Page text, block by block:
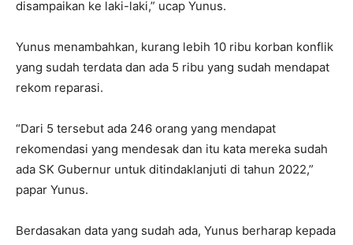
disampaikan ke laki-laki,” ucap Yunus.
Yunus menambahkan, kurang lebih 10 ribu korban konflik
yang sudah terdata dan ada 5 ribu yang sudah mendapat
rekom reparasi.
“Dari 5 tersebut ada 246 orang yang mendapat
rekomendasi yang mendesak dan itu kata mereka sudah
ada SK Gubernur untuk ditindaklanjuti di tahun 2022,”
papar Yunus.
Berdasakan data yang sudah ada, Yunus berharap kepada